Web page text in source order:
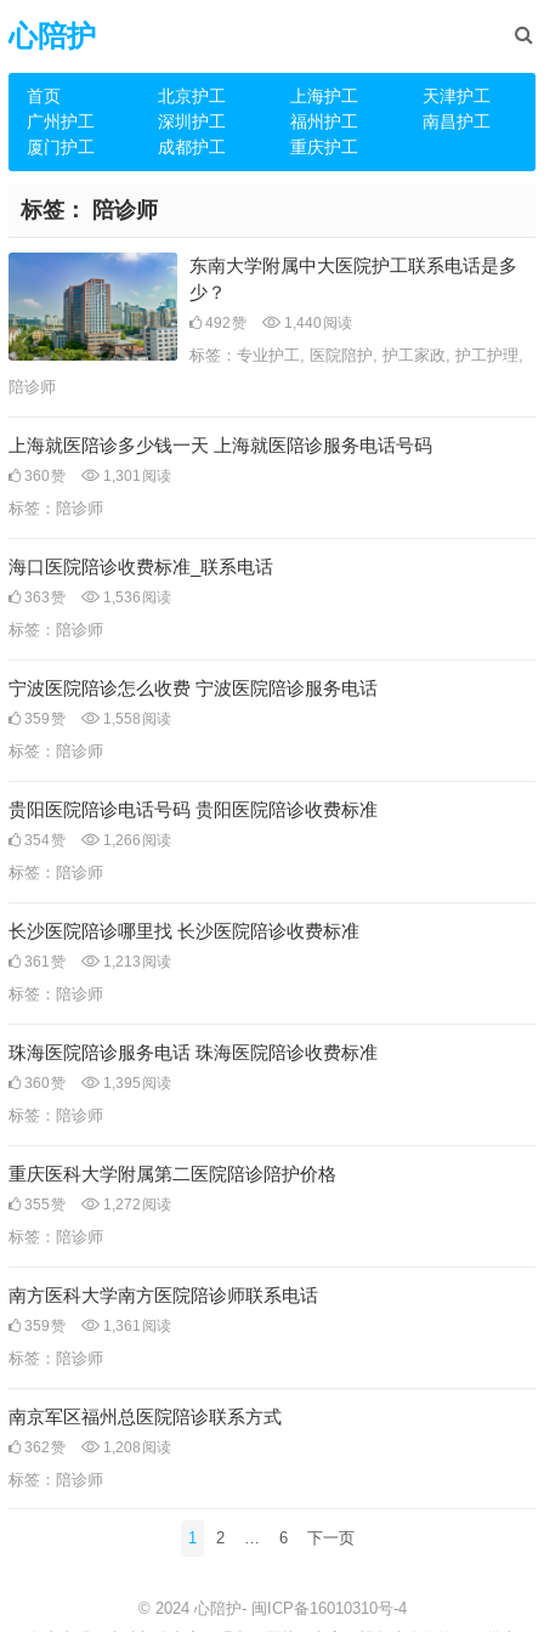
心陪护
首页 北京护工 上海护工
天津护工
广州护工
深圳护工 福州护工
南昌护工
厦门护工
成都护工 重庆护工
标签： 陪诊师
东南大学附属中大医院护工联系电话是多
少？
492赞 1,440 阅读
标签： 专业护工, 医院陪护, 护工家政, 护工护理,
陪诊师
上海就医陪诊多少钱一天 上海就医陪诊服务电话号码
360赞 1,301 阅读
标签： 陪诊师
海口医院陪诊收费标准_联系电话
363赞 1,536 阅读
标签： 陪诊师
宁波医院陪诊怎么收费 宁波医院陪诊服务电话
359赞 1,558 阅读
标签： 陪诊师
贵阳医院陪诊电话号码 贵阳医院陪诊收费标准
354赞 1,266 阅读
标签： 陪诊师
长沙医院陪诊哪里找 长沙医院陪诊收费标准
361赞 1,213 阅读
标签： 陪诊师
珠海医院陪诊服务电话 珠海医院陪诊收费标准
360赞 1,395 阅读
标签： 陪诊师
重庆医科大学附属第二医院陪诊陪护价格
355赞 1,272 阅读
标签： 陪诊师
南方医科大学南方医院陪诊师联系电话
359赞 1,361 阅读
标签： 陪诊师
南京军区福州总医院陪诊联系方式
362赞 1,208 阅读
标签： 陪诊师
1 2 … 6 下一页
© 2024 心陪护- 闽ICP备16010310号-4